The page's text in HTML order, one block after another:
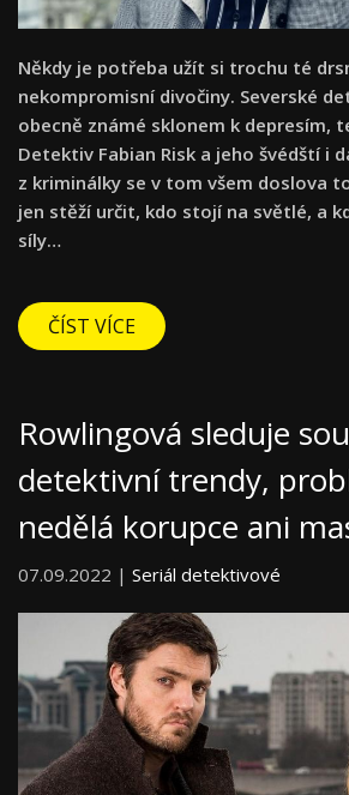
Někdy je potřeba užít si trochu té
nekompromisní divočiny. Severské
obecně známé sklonem k depresím,
Detektiv Fabian Risk a jeho švédští i
z kriminálky se v tom všem doslova
jen stěží určit, kdo stojí na světlé, a
síly…
ČÍST VÍCE
Rowlingová sleduje
detektivní trendy,
nedělá korupce ani
07.09.2022 | Seriál detektivové